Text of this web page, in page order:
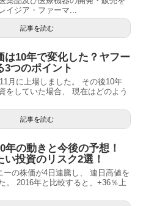
イジア・ファーマ...
記事を読む
は10年で変化した？ヤフー
3つのポイント
月に上場しました。 その後10年
をしていた場合、 現在はどのよう
記事を読む
年の動きと今後の予想！
投資のリスク2選！
ーの株価が4日連騰し、 連日高値を
。 2016年と比較すると、+36％上